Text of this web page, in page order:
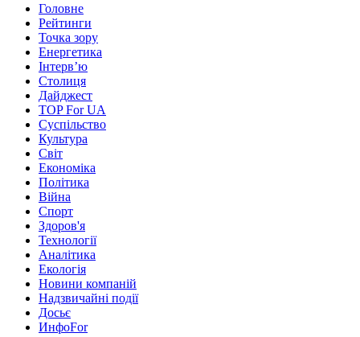
Головне
Рейтинги
Точка зору
Енергетика
Інтерв’ю
Столиця
Дайджест
TOP For UA
Суспiльство
Культура
Світ
Економіка
Політика
Війна
Спорт
Здоров'я
Технології
Аналітика
Екологія
Новини компаній
Надзвичайні події
Досьє
ИнфоFor